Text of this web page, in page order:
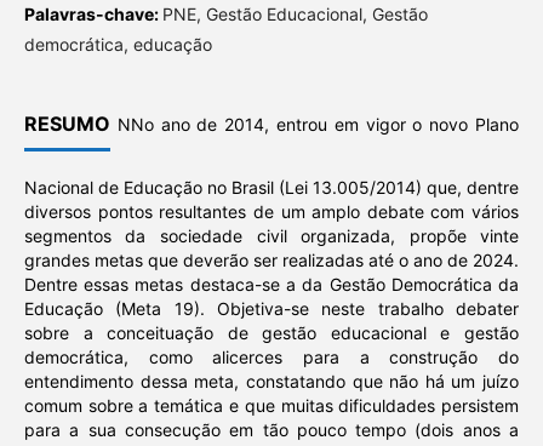
Palavras-chave: PNE, Gestão Educacional, Gestão
democrática, educação
RESUMO NNo ano de 2014, entrou em vigor o novo Plano
Nacional de Educação no Brasil (Lei 13.005/2014) que, dentre
diversos pontos resultantes de um amplo debate com vários
segmentos da sociedade civil organizada, propõe vinte
grandes metas que deverão ser realizadas até o ano de 2024.
Dentre essas metas destaca-se a da Gestão Democrática da
Educação (Meta 19). Objetiva-se neste trabalho debater
sobre a conceituação de gestão educacional e gestão
democrática, como alicerces para a construção do
entendimento dessa meta, constatando que não há um juízo
comum sobre a temática e que muitas dificuldades persistem
para a sua consecução em tão pouco tempo (dois anos a